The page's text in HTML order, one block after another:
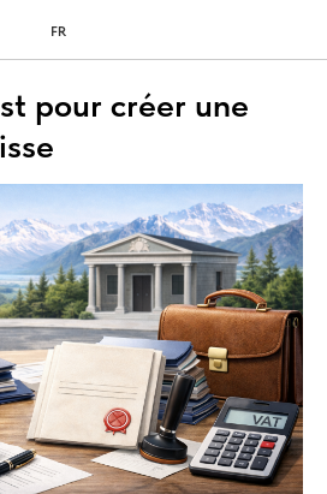
FR
pour créer une